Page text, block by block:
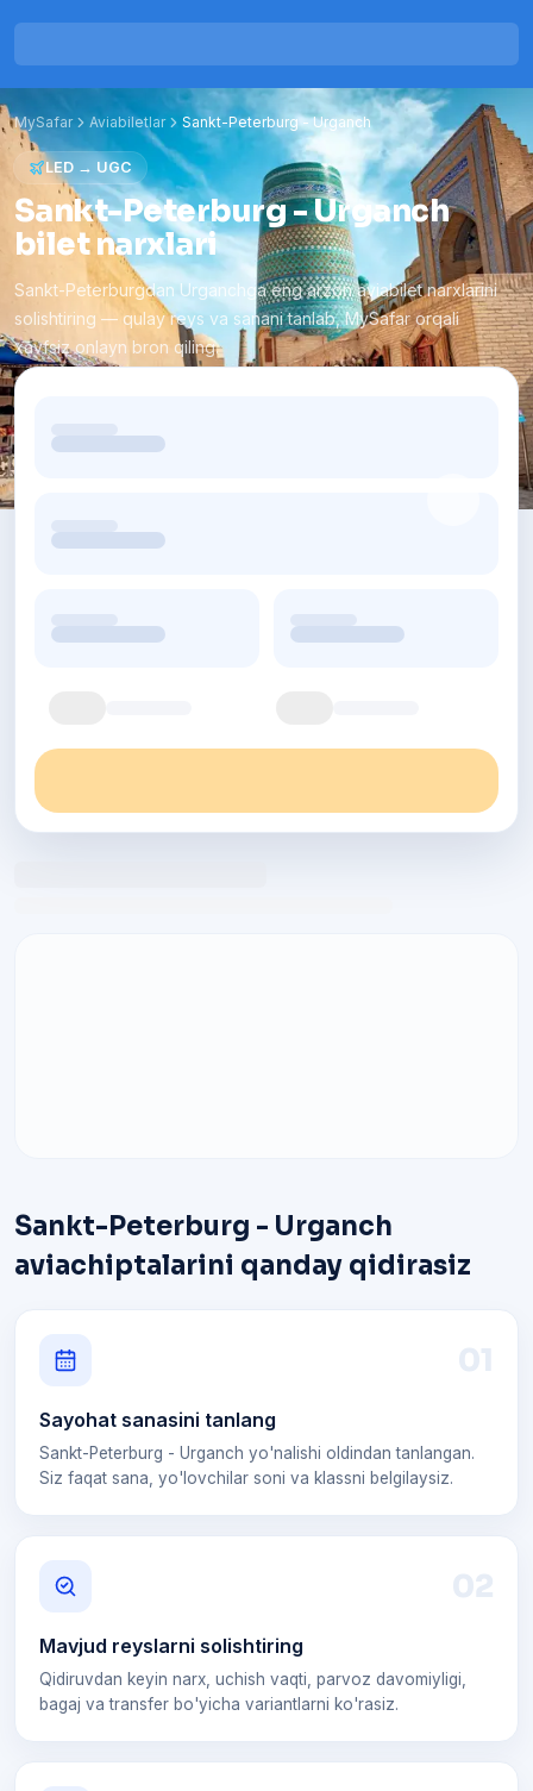
MySafar Aviabiletlar Sankt-Peterburg-Urganch
LED → UGC
Sankt-Peterburg - Urganch
bilet narxlari
Sankt-Peterburgdan Urganchga eng arzon aviabilet narxlarini
solishtiring — qulay reys va sanani tanlab, MySafar orqali
xavfsiz onlayn bron qiling.
Sankt-Peterburg - Urganch
aviachiptalarini qanday qidirasiz
01
Sayohat sanasini tanlang
Sankt-Peterburg - Urganch yo'nalishi oldindan tanlangan.
Siz faqat sana, yo'lovchilar soni va klassni belgilaysiz.
02
Mavjud reyslarni solishtiring
Qidiruvdan keyin narx, uchish vaqti, parvoz davomiyligi,
bagaj va transfer bo'yicha variantlarni ko'rasiz.